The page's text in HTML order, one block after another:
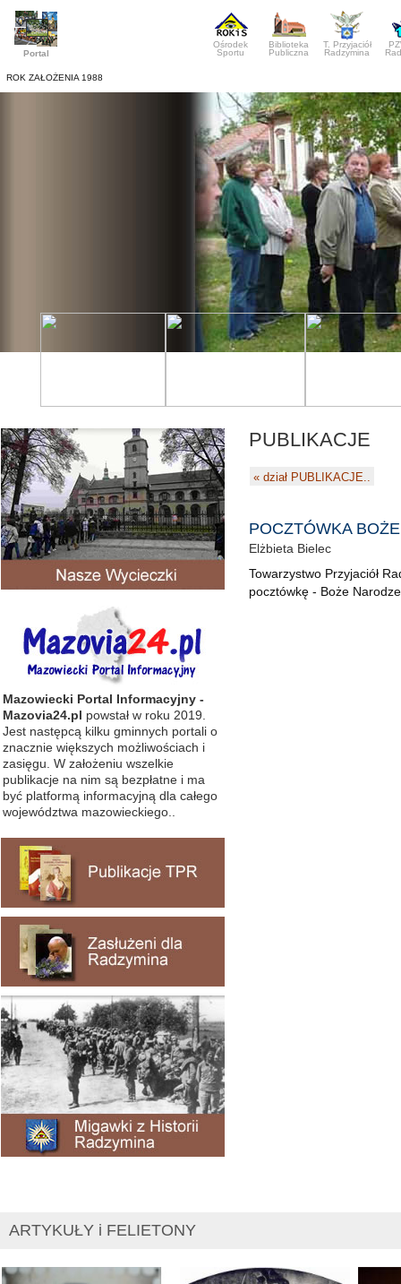
Portal
Ośrodek
Sportu
Biblioteka
Publiczna
T. Przyjaciół
Radzymina
ROK ZAŁOŻENIA 1988
Mazowiecki Portal Informacyjny -
Mazovia24.pl powstał w roku 2019.
Jest następcą kilku gminnych portali o
znacznie większych możliwościach i
zasięgu. W założeniu wszelkie
publikacje na nim są bezpłatne i ma
być platformą informacyjną dla całego
województwa mazowieckiego..
PUBLIKACJE
« dział PUBLIKACJE..
POCZTÓWKA
Elżbieta Bielec
Towarzystwo Przyjaciół
pocztówkę - Boże
ARTYKUŁY i FELIETONY